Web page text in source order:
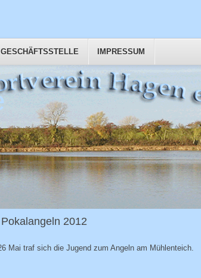
GESCHÄFTSSTELLE IMPRESSUM
2012
Mai traf sich die Jugend zum Angeln am Mühlenteich.